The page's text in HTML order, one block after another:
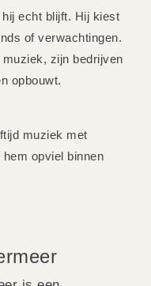
echt blijft. Hij kiest
of verwachtingen.
zijn bedrijven
opbouwt.
muziek met
opviel binnen